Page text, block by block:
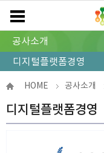
공사소개
CEO 인사말
설립목적 및 연혁
공사 CI소개
미션‧비전‧경영전략
공사홍보
경영진구성
공사조직도
디지털플랫폼경영
정관/관련법규
찾아오시는 길
HOME 공사소개
디지털플랫폼경영